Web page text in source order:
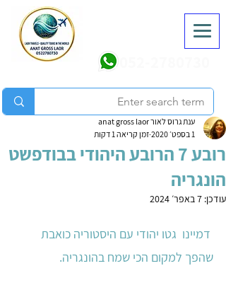
רובע 7 הרובע היהודי בבודפשט
הונגריה
ענת גרוס לאור anat gross laor
1 בספט׳ 2020
זמן קריאה 1 דקות
עודכן: 7 באפר׳ 2024
דמיינו  גטו יהודי עם היסטוריה כואבת
שהפך למקום הכי שמח בהונגריה.